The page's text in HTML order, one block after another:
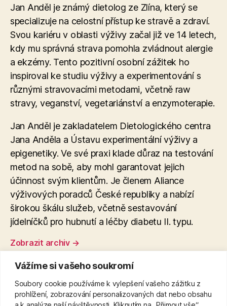
Vážíme si vašeho soukromí
Soubory cookie používáme k vylepšení vašeho zážitku z
prohlížení, zobrazování personalizovaných dat nebo obsahu
Jan Anděl je známý dietolog ze Zlína, který se
specializuje na celostní přístup ke stravě a zdraví.
Svou kariéru v oblasti výživy začal již ve 14 letech,
kdy mu správná strava pomohla zvládnout alergie
a ekzémy. Tento pozitivní osobní zážitek ho
inspiroval ke studiu výživy a experimentování s
různými stravovacími metodami, včetně raw
stravy, veganství, vegetariánství a enzymoterapie​.
Jan Anděl je zakladatelem Dietologického centra
Jana Anděla a Ústavu experimentální výživy a
epigenetiky. Ve své praxi klade důraz na testování
metod na sobě, aby mohl garantovat jejich
účinnost svým klientům. Je členem Aliance
výživových poradců České republiky a nabízí
širokou škálu služeb, včetně sestavování
jídelníčků pro hubnutí a léčby diabetu II. typu.
Zobrazit archiv →
← Stahovací pás na břicho: efektivní pomocník
pro tvarování postavy